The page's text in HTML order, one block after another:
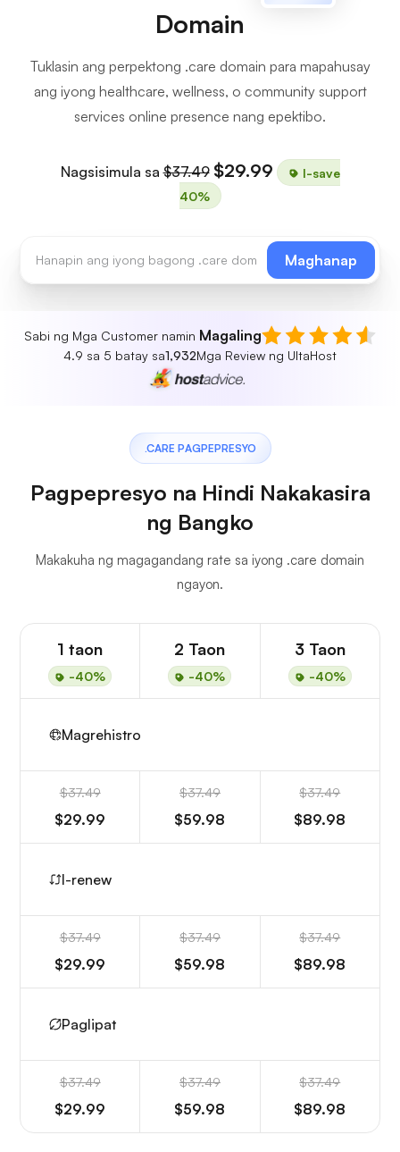
Domain
Tuklasin ang perpektong .care domain para mapahusay
ang iyong healthcare, wellness, o community support
services online presence nang epektibo.
Nagsisimula sa$37.49 $29.99
I-save
40%
Maghanap
Sabi ng Mga Customer namin Magaling
4.9 sa 5 batay sa1,932Mga Review ng UltaHost
.CARE PAGPEPRESYO
Pagpepresyo na Hindi Nakakasira
ng Bangko
Makakuha ng magagandang rate sa iyong .care domain
ngayon.
1 taon
-40%
2 Taon
-40%
3 Taon
-40%
Magrehistro
$37.49
$29.99
$37.49
$59.98
$37.49
$89.98
I-renew
$37.49
$29.99
$37.49
$59.98
$37.49
$89.98
Paglipat
$37.49
$29.99
$37.49
$59.98
$37.49
$89.98